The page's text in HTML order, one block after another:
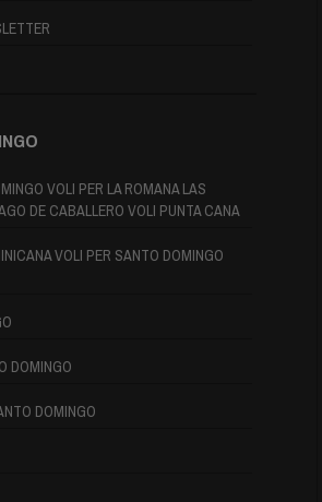
VOLI PER LA ROMANA LAS
DE CABALLERO VOLI PUNTA CANA
VOLI PER SANTO DOMINGO
DOMINGO
DOMINGO